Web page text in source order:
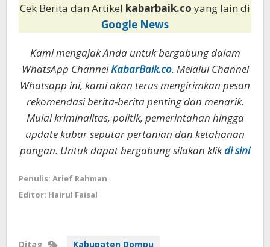
Cek Berita dan Artikel kabarbaik.co yang lain di
Google News
Kami mengajak Anda untuk bergabung dalam
WhatsApp ChannelKabarBaik.co. Melalui Channel
Whatsapp ini, kami akan terus mengirimkan pesan
rekomendasi berita-berita penting dan menarik.
Mulai kriminalitas, politik, pemerintahan hingga
update kabar seputar pertanian dan ketahanan
pangan. Untuk dapat bergabung silakan klikdi sini
Penulis: Arief Rahman
Editor: Hairul Faisal
Ditag Kabupaten Dompu